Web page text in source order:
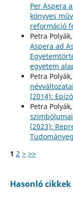
Per Aspera
könyves
reformáció
Petra Polyák,
Aspera ad
egyetem
Petra Polyák,
névváltozatai
(2014):
Petra Polyák,
szimbólumai
(2023):
1 2 > >>
Hasonló cikkek